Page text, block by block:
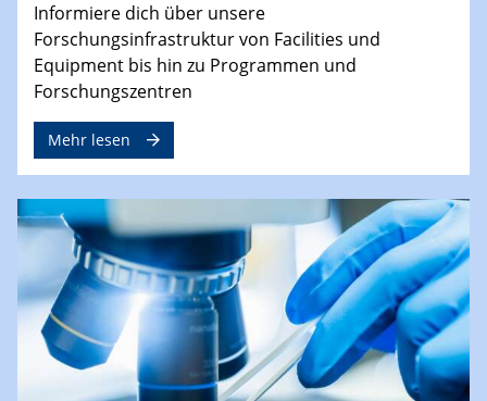
Informiere dich über unsere
Forschungsinfrastruktur von Facilities und
Equipment bis hin zu Programmen und
Forschungszentren
Mehr lesen